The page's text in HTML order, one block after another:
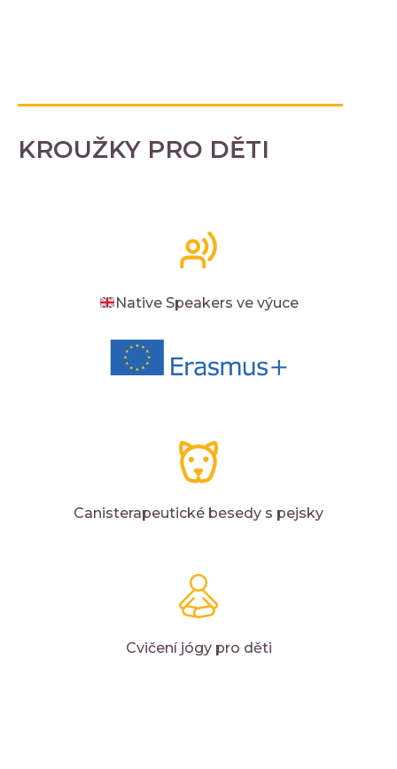
KROUŽKY PRO DĚTI
Native Speakers ve výuce
Canisterapeutické besedy s pejsky
Cvičení jógy pro děti